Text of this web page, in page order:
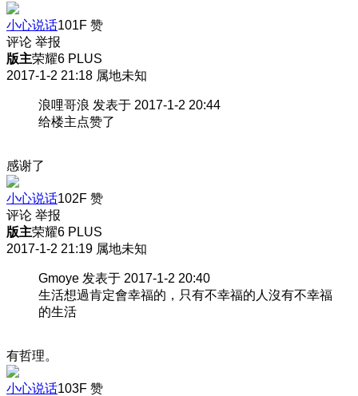
小心说话101F 赞
评论 举报
版主荣耀6 PLUS
2017-1-2 21:18 属地未知
浪哩哥浪 发表于 2017-1-2 20:44
给楼主点赞了
感谢了
小心说话102F 赞
评论 举报
版主荣耀6 PLUS
2017-1-2 21:19 属地未知
Gmoye 发表于 2017-1-2 20:40
生活想過肯定會幸福的，只有不幸福的人沒有不幸福
的生活
有哲理。
小心说话103F 赞